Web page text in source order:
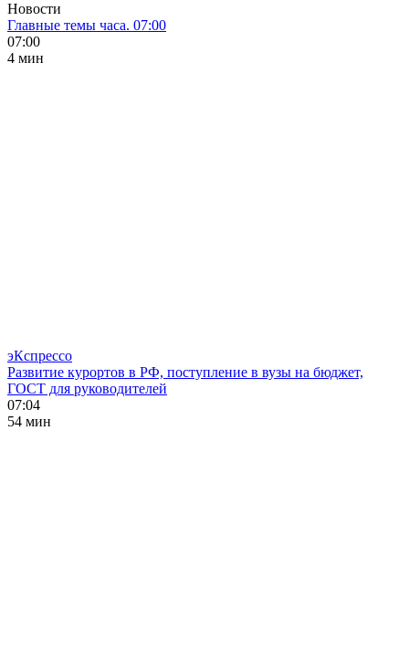
Новости
Главные темы часа. 07:00
07:00
4 мин
эКспрессо
Развитие курортов в РФ, поступление в вузы на бюджет,
ГОСТ для руководителей
07:04
54 мин